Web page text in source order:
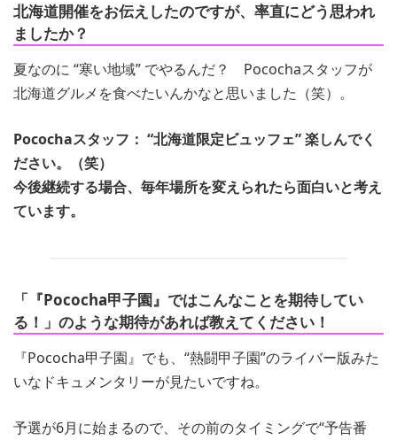
北海道開催をお伝えしたのですが、率直にどう思われ
ましたか？
夏なのに “寒い地域” でやるんだ？ Pocochaスタッフが
北海道グルメを食べたいんかなと思いました（笑）。
Pocochaスタッフ： “北海道限定ビュッフェ” 楽しんでく
ださい。（笑）
今後継続する場合、毎年場所を変えられたら面白いと考え
ています。
「『Pococha甲子園』ではこんなことを期待してい
る！」のような期待があれば教えてください！
『Pococha甲子園』でも、“熱闘甲子園”のライバー版みた
いなドキュメンタリーが見たいですね。
予選が6月に始まるので、その前のタイミングで“予告番